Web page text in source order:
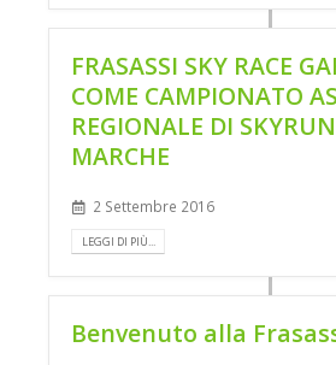
FRASASSI SKY RACE
COME CAMPIONATO
REGIONALE DI
MARCHE
2 Settembre 2016
LEGGI DI PIÙ...
Benvenuto alla